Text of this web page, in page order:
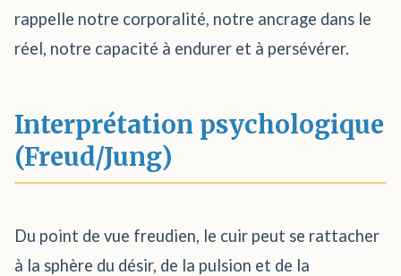
rappelle notre corporalité, notre ancrage dans le
réel, notre capacité à endurer et à persévérer.
Interprétation psychologique
(Freud/Jung)
Du point de vue freudien, le cuir peut se rattacher
à la sphère du désir, de la pulsion et de la